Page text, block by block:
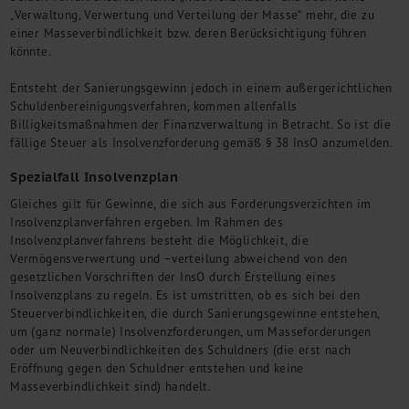
„Verwaltung, Verwertung und Verteilung der Masse“ mehr, die zu
einer Masseverbindlichkeit bzw. deren Berücksichtigung führen
könnte.
Entsteht der Sanierungsgewinn jedoch in einem außergerichtlichen
Schuldenbereinigungsverfahren, kommen allenfalls
Billigkeitsmaßnahmen der Finanzverwaltung in Betracht. So ist die
fällige Steuer als Insolvenzforderung gemäß § 38 InsO anzumelden.
Spezialfall Insolvenzplan
Gleiches gilt für Gewinne, die sich aus Forderungsverzichten im
Insolvenzplanverfahren ergeben. Im Rahmen des
Insolvenzplanverfahrens besteht die Möglichkeit, die
Vermögensverwertung und –verteilung abweichend von den
gesetzlichen Vorschriften der InsO durch Erstellung eines
Insolvenzplans zu regeln. Es ist umstritten, ob es sich bei den
Steuerverbindlichkeiten, die durch Sanierungsgewinne entstehen,
um (ganz normale) Insolvenzforderungen, um Masseforderungen
oder um Neuverbindlichkeiten des Schuldners (die erst nach
Eröffnung gegen den Schuldner entstehen und keine
Masseverbindlichkeit sind) handelt.